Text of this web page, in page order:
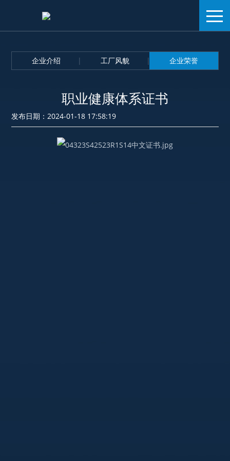
企业介绍 工厂风貌 企业荣誉
职业健康体系证书
发布日期：2024-01-18 17:58:19